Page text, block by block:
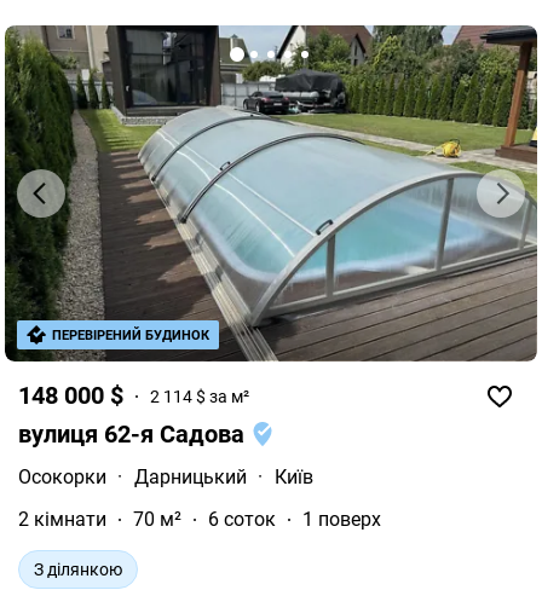
та гараж на два авто. На другому велика спальня з
власною ванною, спортивна зала (40 м²) і пральня.
Комфорт і технології: тепловий насос, камін і піч
забезпечують тепло навіть у найлютіші морози, є
генератор, свердловина, система водопостачання та
водовідведення. Усі меблі й техніка брендові, а ремонт
виконаний у стильному французькому провансі. На
території: гостьовий будинок із сауною, приміщення
для зберігання інвентарю, альтанка, зелений сад і
власний спуск до води з місцем для човна. Це місце,
де поєднуються спокій природи й комфорт сучасного
дому. Тут можна зустрічати світанки на терасі,
насолоджуватись панорамою озера та створювати
свій сімейний затишок. Запишіться на перегляд уже
148 000 $ 2 114 $ за м²
вулиця 62-я Садова
Осокорки · Дарницький ·
Київ
2 кімнати
70 м² 6 соток 1 поверх
З ділянкою
ПЕРЕВІРЕНИЙ БУДИНОК